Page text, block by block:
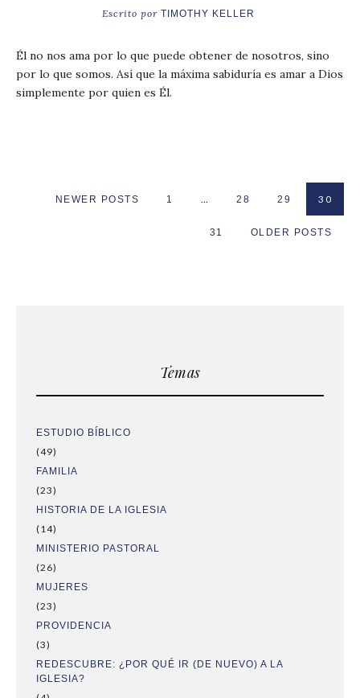
Escrito por TIMOTHY KELLER
Él no nos ama por lo que puede obtener de nosotros, sino
por lo que somos. Así que la máxima sabiduría es amar a Dios
simplemente por quien es Él.
NEWER POSTS 1 … 28 29 30
31 OLDER POSTS
Temas
ESTUDIO BÍBLICO
(49)
FAMILIA
(23)
HISTORIA DE LA IGLESIA
(14)
MINISTERIO PASTORAL
(26)
MUJERES
(23)
PROVIDENCIA
(3)
REDESCUBRE: ¿POR QUÉ IR (DE NUEVO) A LA
IGLESIA?